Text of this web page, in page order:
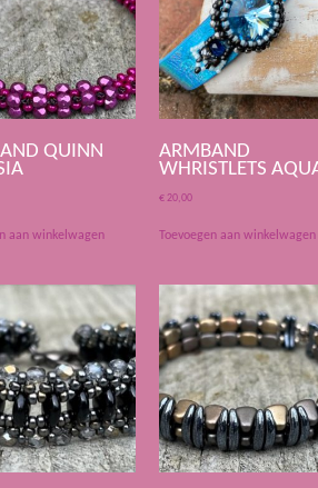
QUINN
aan winkelwagen
ARMBAND
WHRISTLETS
€20,00
Toevoegen aan winkelwagen